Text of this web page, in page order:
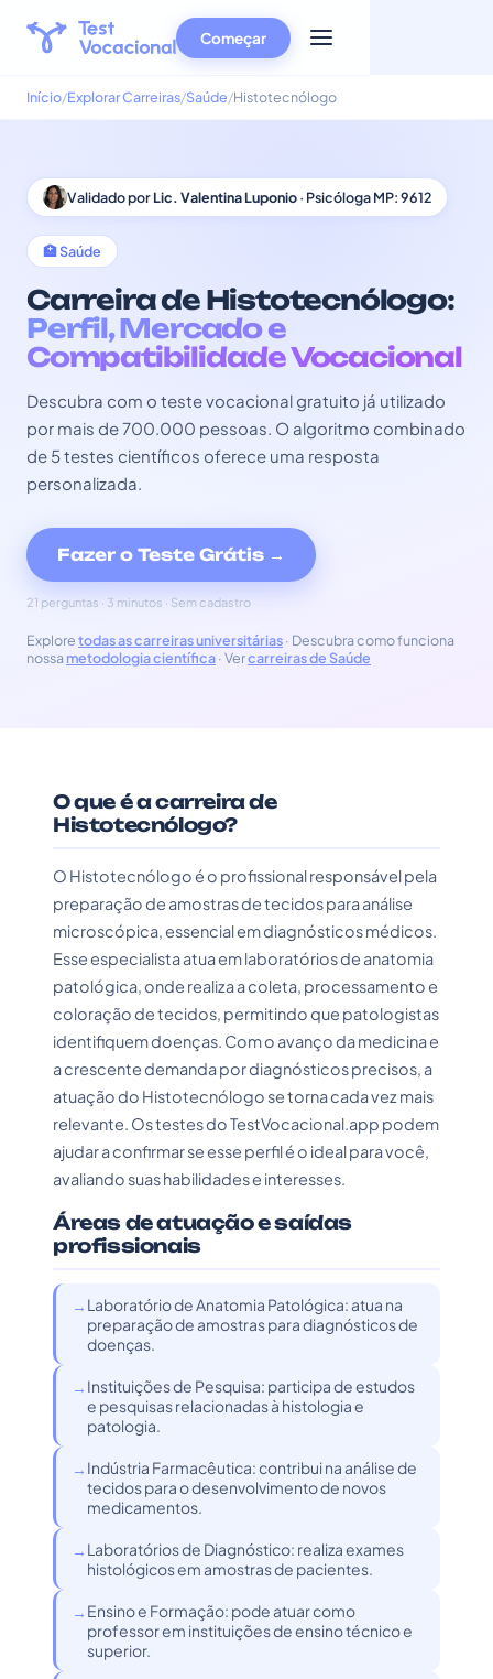
Começar
Início Explorar Carreiras Saúde Histotecnólogo
Validado porLic. Valentina Luponio· Psicóloga MP: 9612
🏥 Saúde
Carreira de Histotecnólogo:
Perfil, Mercado e
Compatibilidade Vocacional
Descubra com o teste vocacional gratuito já utilizado
por mais de 700.000 pessoas. O algoritmo combinado
de 5 testes científicos oferece uma resposta
personalizada.
Fazer o Teste Grátis →
21 perguntas · 3 minutos · Sem cadastro
Exploretodas as carreiras universitárias· Descubra como funciona
nossa metodologia científica· Vercarreiras de Saúde
O que é a carreira de
Histotecnólogo?
O Histotecnólogo é o profissional responsável pela
preparação de amostras de tecidos para análise
microscópica, essencial em diagnósticos médicos.
Esse especialista atua em laboratórios de anatomia
patológica, onde realiza a coleta, processamento e
coloração de tecidos, permitindo que patologistas
identifiquem doenças. Com o avanço da medicina e
a crescente demanda por diagnósticos precisos, a
atuação do Histotecnólogo se torna cada vez mais
relevante. Os testes do TestVocacional.app podem
ajudar a confirmar se esse perfil é o ideal para você,
avaliando suas habilidades e interesses.
Áreas de atuação e saídas
profissionais
Laboratório de Anatomia Patológica: atua na
preparação de amostras para diagnósticos de
doenças.
Instituições de Pesquisa: participa de estudos
e pesquisas relacionadas à histologia e
patologia.
Indústria Farmacêutica: contribui na análise de
tecidos para o desenvolvimento de novos
medicamentos.
Laboratórios de Diagnóstico: realiza exames
histológicos em amostras de pacientes.
Ensino e Formação: pode atuar como
professor em instituições de ensino técnico e
superior.